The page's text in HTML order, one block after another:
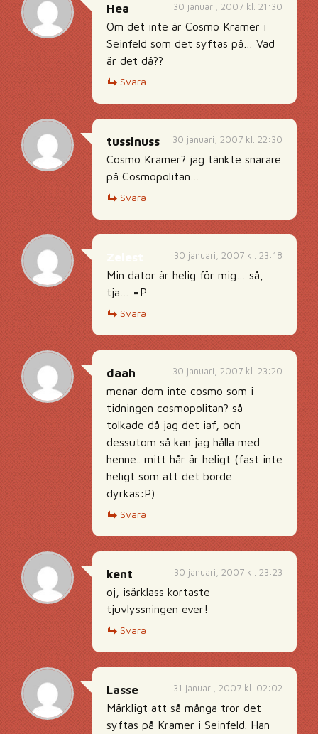
30 januari, 2007 kl. 21:30
Hea
Om det inte är Cosmo Kramer i
Seinfeld som det syftas på… Vad
är det då??
Svara
30 januari, 2007 kl. 22:30
tussinuss
Cosmo Kramer? jag tänkte snarare
på Cosmopolitan…
Svara
30 januari, 2007 kl. 23:18
Min dator är helig för mig… så,
tja… =P
Svara
30 januari, 2007 kl. 23:20
daah
menar dom inte cosmo som i
tidningen cosmopolitan? så
tolkade då jag det iaf, och
dessutom så kan jag hålla med
henne.. mitt hår är heligt (fast inte
heligt som att det borde
dyrkas:P)
Svara
30 januari, 2007 kl. 23:23
kent
oj, isärklass kortaste
tjuvlyssningen ever!
Svara
31 januari, 2007 kl. 02:02
Lasse
Märkligt att så många tror det
syftas på Kramer i Seinfeld. Han